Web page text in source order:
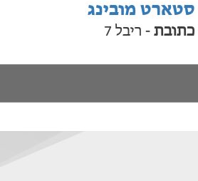
סטארט מובינג
כתובת - ריבל 7